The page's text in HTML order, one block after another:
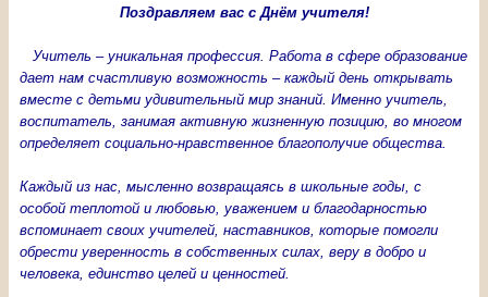
Поздравляем вас с Днём учителя!
Учитель – уникальная профессия. Работа в сфере образование
дает нам счастливую возможность – каждый день открывать
вместе с детьми удивительный мир знаний. Именно учитель,
воспитатель, занимая активную жизненную позицию, во многом
определяет социально-нравственное благополучие общества.
Каждый из нас, мысленно возвращаясь в школьные годы, с
особой теплотой и любовью, уважением и благодарностью
вспоминает своих учителей, наставников, которые помогли
обрести уверенность в собственных силах, веру в добро и
человека, единство целей и ценностей.